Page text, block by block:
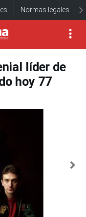
Normas legales
líder de
hoy 77